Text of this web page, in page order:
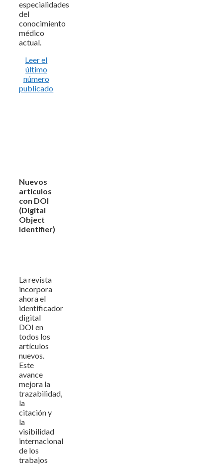
especialidades
del
conocimiento
médico
actual.
Leer el
último
número
publicado
Nuevos
artículos
con DOI
(Digital
Object
Identifier)
La revista
incorpora
ahora el
identificador
digital
DOI en
todos los
artículos
nuevos.
Este
avance
mejora la
trazabilidad,
la
citación y
la
visibilidad
internacional
de los
trabajos